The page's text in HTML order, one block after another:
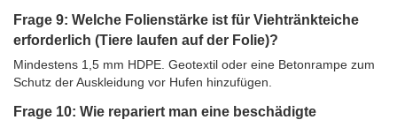
Frage 9: Welche Folienstärke ist für Viehtränkteiche
erforderlich (Tiere laufen auf der Folie)?
Mindestens 1,5 mm HDPE. Geotextil oder eine Betonrampe zum
Schutz der Auskleidung vor Hufen hinzufügen.
Frage 10: Wie repariert man eine beschädigte